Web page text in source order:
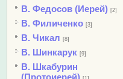
В. Федосов (Иерей) [2]
В. Филиченко [3]
В. Чикал [8]
В. Шинкарук [9]
В. Шкабурин
(Протоиерей)